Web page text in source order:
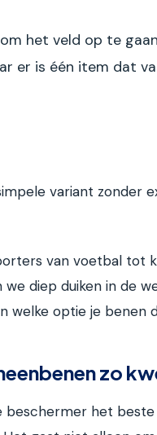
het veld op te
er is één item dat
variant zonder
van voetbal tot
we diep duiken in de
welke optie je benen
zo
beschermer het